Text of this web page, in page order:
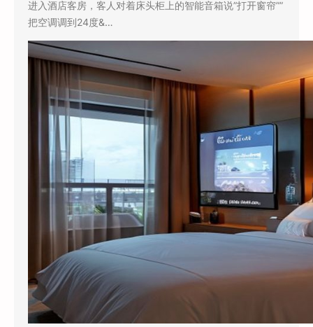
进入酒店客房，客人对着床头柜上的智能音箱说”打开窗帘””
把空调调到24度&…